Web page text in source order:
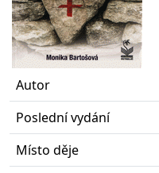
Autor
Poslední vydání
Místo děje